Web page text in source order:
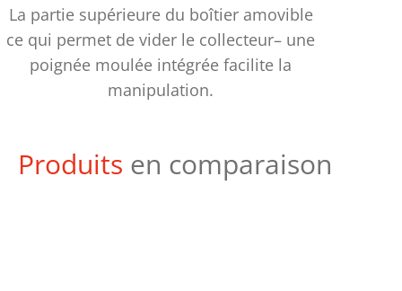
La partie supérieure du boîtier amovible
ce qui permet de vider le collecteur– une
poignée moulée intégrée facilite la
manipulation.
Produits en comparaison